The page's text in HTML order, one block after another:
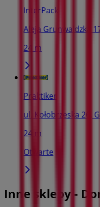
InterPack
Aleja Grunwaldzka
24 m
Praktiker
ul. Kołobrzeska 26,
24 m
Otwarte
Inne sklepy -